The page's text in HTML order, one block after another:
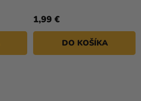
1,99 €
DO KOŠÍKA